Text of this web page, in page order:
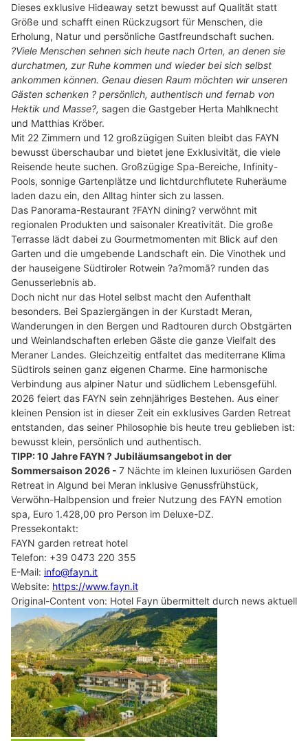
Dieses exklusive Hideaway setzt bewusst auf Qualität statt
Größe und schafft einen Rückzugsort für Menschen, die
Erholung, Natur und persönliche Gastfreundschaft suchen.
?Viele Menschen sehnen sich heute nach Orten, an denen sie
durchatmen, zur Ruhe kommen und wieder bei sich selbst
ankommen können. Genau diesen Raum möchten wir unseren
Gästen schenken ? persönlich, authentisch und fernab von
Hektik und Masse?, sagen die Gastgeber Herta Mahlknecht
und Matthias Kröber.
Mit 22 Zimmern und 12 großzügigen Suiten bleibt das FAYN
bewusst überschaubar und bietet jene Exklusivität, die viele
Reisende heute suchen. Großzügige Spa-Bereiche, Infinity-
Pools, sonnige Gartenplätze und lichtdurchflutete Ruheräume
laden dazu ein, den Alltag hinter sich zu lassen.
Das Panorama-Restaurant ?FAYN dining? verwöhnt mit
regionalen Produkten und saisonaler Kreativität. Die große
Terrasse lädt dabei zu Gourmetmomenten mit Blick auf den
Garten und die umgebende Landschaft ein. Die Vinothek und
der hauseigene Südtiroler Rotwein ?a?momã? runden das
Genusserlebnis ab.
Doch nicht nur das Hotel selbst macht den Aufenthalt
besonders. Bei Spaziergängen in der Kurstadt Meran,
Wanderungen in den Bergen und Radtouren durch Obstgärten
und Weinlandschaften erleben Gäste die ganze Vielfalt des
Meraner Landes. Gleichzeitig entfaltet das mediterrane Klima
Südtirols seinen ganz eigenen Charme. Eine harmonische
Verbindung aus alpiner Natur und südlichem Lebensgefühl.
2026 feiert das FAYN sein zehnjähriges Bestehen. Aus einer
kleinen Pension ist in dieser Zeit ein exklusives Garden Retreat
entstanden, das seiner Philosophie bis heute treu geblieben ist:
bewusst klein, persönlich und authentisch.
TIPP: 10 Jahre FAYN ? Jubiläumsangebot in der
Sommersaison 2026 - 7 Nächte im kleinen luxuriösen Garden
Retreat in Algund bei Meran inklusive Genussfrühstück,
Verwöhn-Halbpension und freier Nutzung des FAYN emotion
spa, Euro 1.428,00 pro Person im Deluxe-DZ.
Pressekontakt:
FAYN garden retreat hotel
Telefon: +39 0473 220 355
E-Mail: info@fayn.it
Website: https://www.fayn.it
Original-Content von: Hotel Fayn übermittelt durch news aktuell